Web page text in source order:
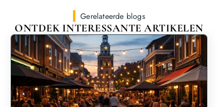
Gerelateerde blogs
ONTDEK INTERESSANTE ARTIKELEN